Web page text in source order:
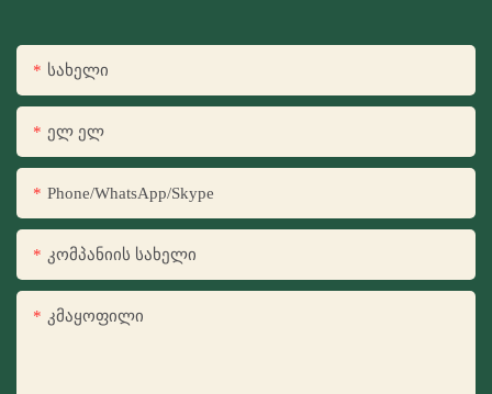
Სახელი
Ელ Ელ
Phone/WhatsApp/Skype
Კომპანიის Სახელი
Კმაყოფილი